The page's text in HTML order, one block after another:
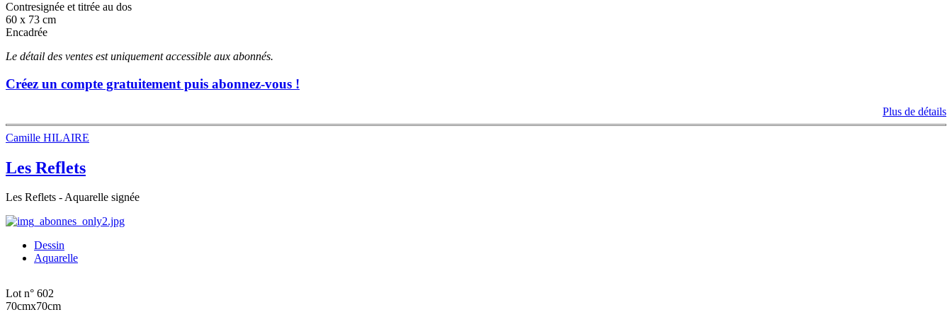
Contresignée et titrée au dos
60 x 73 cm
Encadrée
Le détail des ventes est uniquement accessible aux abonnés.
Créez un compte gratuitement puis abonnez-vous !
Plus de détails
Camille HILAIRE
Les Reflets
Les Reflets - Aquarelle signée
Dessin
Aquarelle
Lot n° 602
70cmx70cm